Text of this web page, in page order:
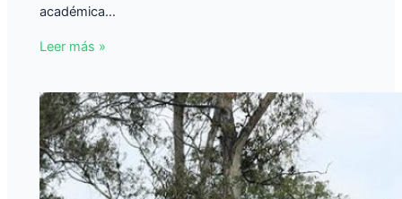
académica…
Leer más »